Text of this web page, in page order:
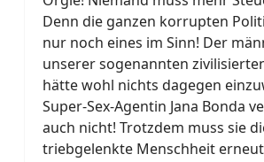
Denn die ganzen korrupten
nur noch eines im Sinn! Der
unserer sogenannten
hätte wohl nichts dagegen
Super-Sex-Agentin Jana Bonda
auch nicht! Trotzdem muss sie
triebgelenkte Menschheit